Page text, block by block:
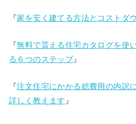
『家を安く建てる方法とコストダ
『無料で貰える住宅カタログを使
る６つのステップ』
『注文住宅にかかる総費用の内訳
詳しく教えます 』